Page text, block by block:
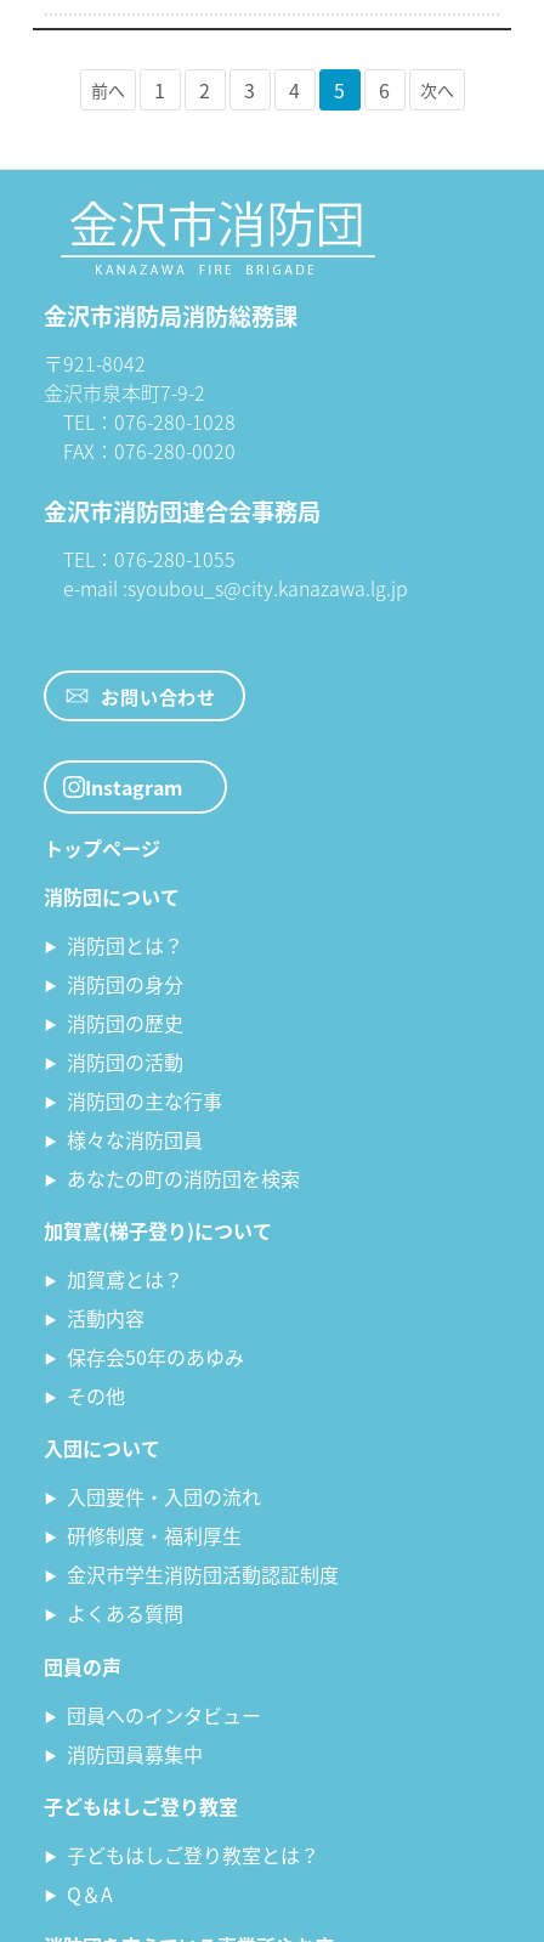
前へ 1 2 3 4 5 6 次へ
金沢市消防局消防総務課
〒921-8042
金沢市泉本町7-9-2
TEL：076-280-1028
FAX：076-280-0020
金沢市消防団連合会事務局
TEL：076-280-1055
e-mail :syoubou_s@city.kanazawa.lg.jp
お問い合わせ
Instagram
トップページ
消防団について
消防団とは？
消防団の身分
消防団の歴史
消防団の活動
消防団の主な行事
様々な消防団員
あなたの町の消防団を検索
加賀鳶(梯子登り)について
加賀鳶とは？
活動内容
保存会50年のあゆみ
その他
入団について
入団要件・入団の流れ
研修制度・福利厚生
金沢市学生消防団活動認証制度
よくある質問
団員の声
団員へのインタビュー
消防団員募集中
子どもはしご登り教室
子どもはしご登り教室とは？
Q＆A